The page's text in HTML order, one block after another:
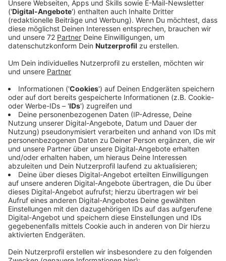
Letztes Jahr waren im Kreis Steinfurt 2.900 von 7.600
neuen Arbeitsverträgen befristet. Damit hatten 38%
der neuen Jobs ein Verfallsdatum. Für die Industrie-
Gewerkschaft Bauen, Agrar, Umwelt ist damit „etwas
aus dem Ruder gelaufen. Befristete Jobs bedeuten
nicht nur Unsicherheit, was die Zukunft angeht. Sie
bringen ganz konkrete Nachteile mit sich, wenn etwa
junge Leute deshalb keine Wohnung finden, keinen
Kredit bekommen oder junge Paare sogar den
Kinderwunsch aufschieben.
Anzeige
Gewerkschaft: Sachgrundlose Befristungen
eindämmen
Anzeige
Die IG BAU fordert die Bundesregierung auf, ihr